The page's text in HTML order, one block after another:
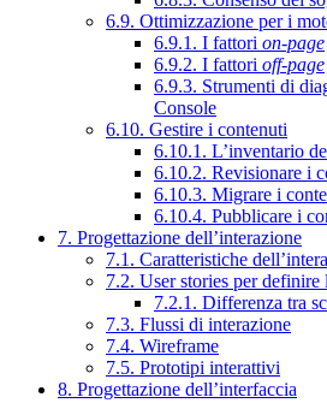
6.9. Ottimizzazione per i
6.9.1. I fattori on-page
6.9.2. I fattori off-page
6.9.3. Strumenti di
Console
6.10. Gestire i contenuti
6.10.1. L’inventario
6.10.2. Revisionare i
6.10.3. Migrare i
6.10.4. Pubblicare i
7. Progettazione dell’interazione
7.1. Caratteristiche
7.2. User stories per definire
7.2.1. Differenza tra
7.3. Flussi di interazione
7.4. Wireframe
7.5. Prototipi interattivi
8. Progettazione dell’interfaccia